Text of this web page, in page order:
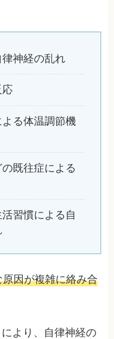
神経の乱れ
応
る体温調節機
既往症による
習慣による自
因が複雑に絡み合
より、自律神経の